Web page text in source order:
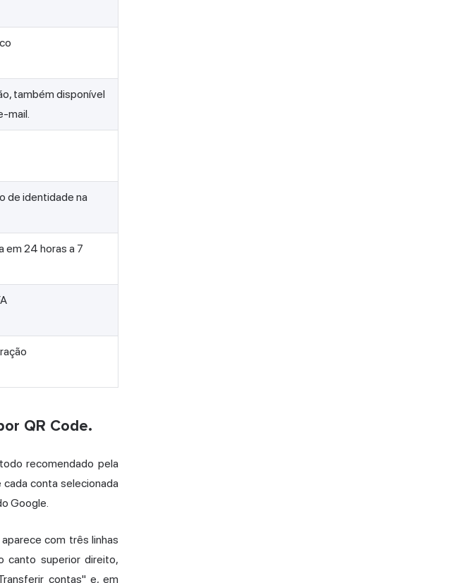
também disponível
mail.
de identidade na
em 24 horas a 7
QR Code.
recomendado pela
conta selecionada
Google.
com três linhas
canto superior direito,
contas" e, em